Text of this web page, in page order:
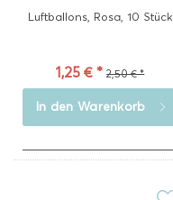
Luftballons, Rosa, 10 Stück
1,25 € * 2,50 € *
In den Warenkorb